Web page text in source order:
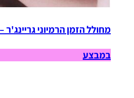
מחולל הזמן הרמיוני
במבצע